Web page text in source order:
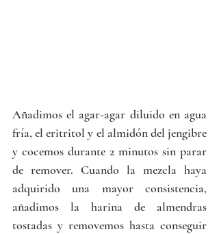
Añadimos el agar-agar diluido en agua
fría, el eritritol y el almidón del jengibre
y cocemos durante 2 minutos sin parar
de remover. Cuando la mezcla haya
adquirido una mayor consistencia,
añadimos la harina de almendras
tostadas y removemos hasta conseguir